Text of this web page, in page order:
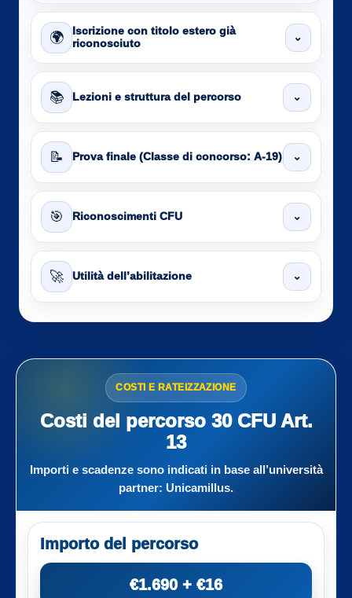
🌍
Iscrizione con titolo estero già
riconosciuto
⌄
📚 Lezioni e struttura del percorso ⌄
📝 Prova finale (Classe di concorso: A-19) ⌄
🎯 Riconoscimenti CFU ⌄
🚀 Utilità dell’abilitazione ⌄
COSTI E RATEIZZAZIONE
Costi del percorso 30 CFU Art.
13
Importi e scadenze sono indicati in base all’università
partner: Unicamillus.
Importo del percorso
€1.690 + €16